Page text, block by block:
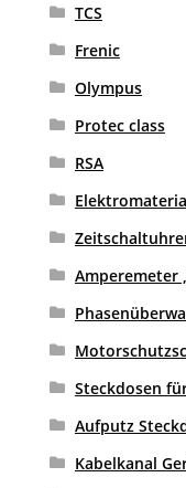
TCS
Frenic
Olympus
Protec class
RSA
Amperemeter
Steckdosen
Aufputz
Kabelkanal